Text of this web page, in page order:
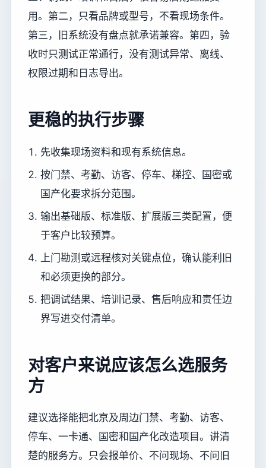
用。第二，只看品牌或型号，不看现场条件。
第三，旧系统没有盘点就承诺兼容。第四，验
收时只测试正常通行，没有测试异常、离线、
权限过期和日志导出。
更稳的执行步骤
先收集现场资料和现有系统信息。
按门禁、考勤、访客、停车、梯控、国密或
国产化要求拆分范围。
输出基础版、标准版、扩展版三类配置，便
于客户比较预算。
上门勘测或远程核对关键点位，确认能利旧
和必须更换的部分。
把调试结果、培训记录、售后响应和责任边
界写进交付清单。
对客户来说应该怎么选服务
方
建议选择能把北京及周边门禁、考勤、访客、
停车、一卡通、国密和国产化改造项目。讲清
楚的服务方。只会报单价、不问现场、不问旧